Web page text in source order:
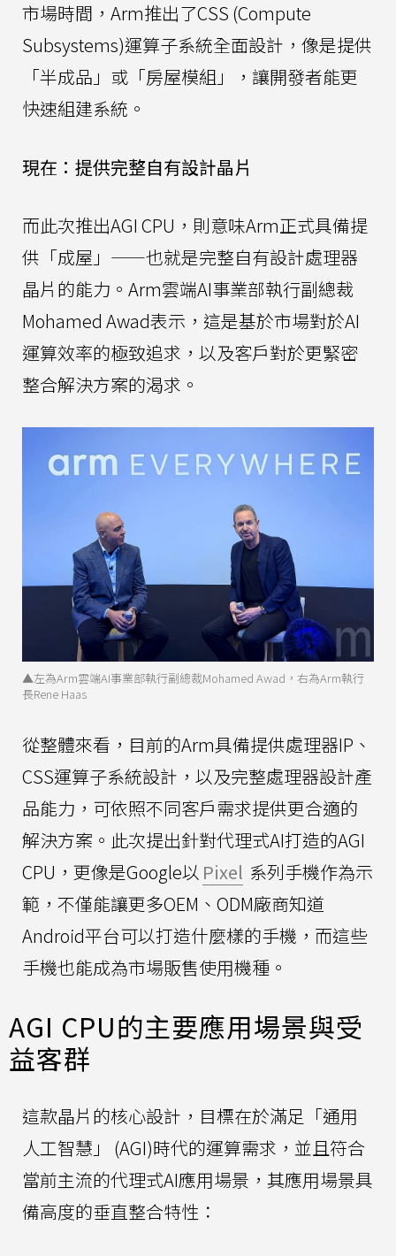
市場時間，Arm推出了CSS (Compute
Subsystems)運算子系統全面設計，像是提供
「半成品」或「房屋模組」，讓開發者能更
快速組建系統。
現在：提供完整自有設計晶片
而此次推出AGI CPU，則意味Arm正式具備提
供「成屋」——也就是完整自有設計處理器
晶片的能力。Arm雲端AI事業部執行副總裁
Mohamed Awad表示，這是基於市場對於AI
運算效率的極致追求，以及客戶對於更緊密
整合解決方案的渴求。
▲左為Arm雲端AI事業部執行副總裁Mohamed Awad，右為Arm執行
長Rene Haas
從整體來看，目前的Arm具備提供處理器IP、
CSS運算子系統設計，以及完整處理器設計產
品能力，可依照不同客戶需求提供更合適的
解決方案。此次提出針對代理式AI打造的AGI
CPU，更像是Google以 Pixel 系列手機作為示
範，不僅能讓更多OEM、ODM廠商知道
Android平台可以打造什麼樣的手機，而這些
手機也能成為市場販售使用機種。
AGI CPU的主要應用場景與受
益客群
這款晶片的核心設計，目標在於滿足「通用
人工智慧」 (AGI)時代的運算需求，並且符合
當前主流的代理式AI應用場景，其應用場景具
備高度的垂直整合特性：